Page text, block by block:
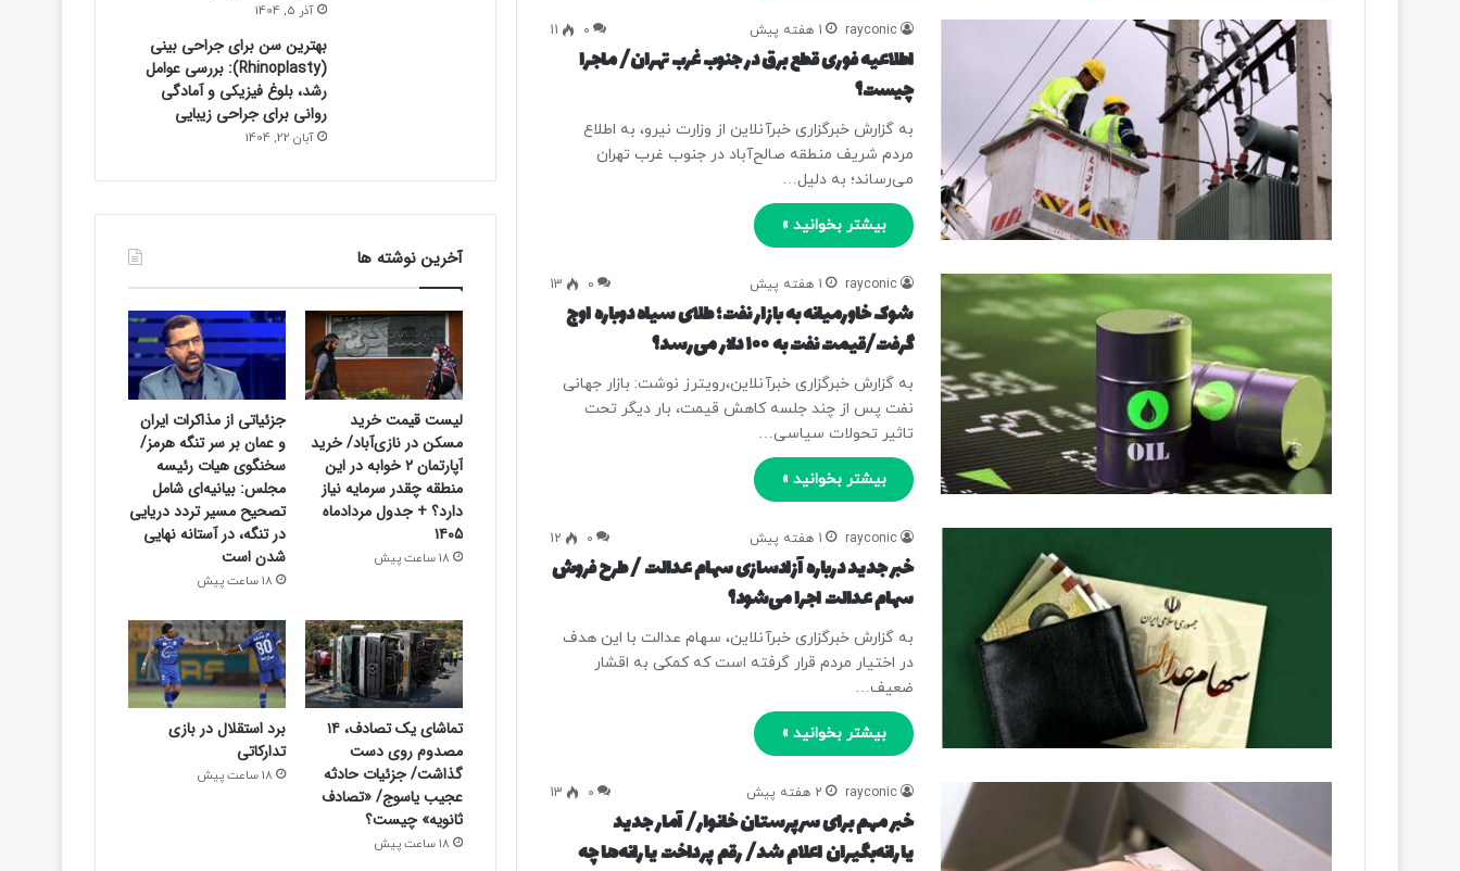
rayconic 1 هفته پیش 0
11
اطلاعیه فوری قطع برق در جنوب غرب تهران/ ماجرا
چیست؟
به گزارش خبرگزاری خبرآنلاین از وزارت نیرو، به اطلاع
مردم شریف منطقه صالح‌آباد در جنوب غرب تهران
می‌رساند؛ به دلیل…
بیشتر بخوانید »
rayconic 1 هفته پیش 0
13
شوک خاورمیانه به بازار نفت؛ طلای سیاه دوباره اوج
گرفت/قیمت نفت به ۱۰۰ دلار می‌رسد؟
به گزارش خبرگزاری خبرآنلاین،‌رویترز نوشت: بازار جهانی
نفت پس از چند جلسه کاهش قیمت، بار دیگر تحت
تاثیر تحولات سیاسی…
بیشتر بخوانید »
rayconic 1 هفته پیش 0
12
خبر جدید درباره آزادسازی سهام عدالت / طرح فروش
سهام عدالت اجرا می‌شود؟
به گزارش خبرگزاری خبرآنلاین، سهام عدالت با این هدف
در اختیار مردم قرار گرفته است که کمکی به اقشار
ضعیف…
بیشتر بخوانید »
rayconic 2 هفته پیش 0
13
خبر مهم برای سرپرستان خانوار/ آمار جدید
یارانه‌بگیران اعلام شد/ رقم پرداخت یارانه‌ها چه
آذر 5, 1404
بهترین سن برای جراحی بینی
(Rhinoplasty): بررسی عوامل
رشد، بلوغ فیزیکی و آمادگی
روانی برای جراحی زیبایی
آبان 22, 1404
آخرین نوشته ها
لیست قیمت خرید
مسکن در نازی‌آباد/ خرید
آپارتمان ۲ خوابه در این
منطقه چقدر سرمایه نیاز
دارد؟ + جدول مردادماه
۱۴۰۵
18 ساعت پیش
جزئیاتی از مذاکرات ایران
و عمان بر سر تنگه هرمز/
سخنگوی هیات رئیسه
مجلس: بیانیه‌ای شامل
تصحیح مسیر تردد دریایی
در تنگه، در آستانه نهایی
شدن است
18 ساعت پیش
تماشای یک تصادف، ۱۴
مصدوم روی دست
گذاشت/ جزئیات حادثه
عجیب یاسوج/ «تصادف
ثانویه» چیست؟
18 ساعت پیش
برد استقلال در بازی
تدارکاتی
18 ساعت پیش